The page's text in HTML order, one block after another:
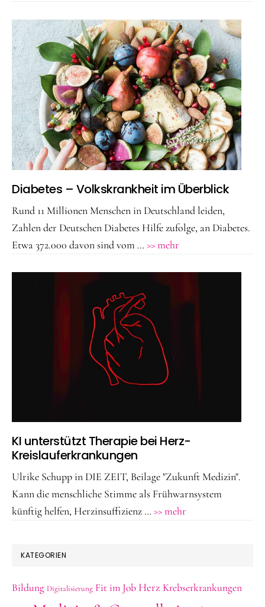
–
gesund
bleiben!
Bietet
moderne
Medizin
neue
Chancen?
Diabetes – Volkskrankheit im Überblick
Rund 11 Millionen Menschen in Deutschland leiden,
Zahlen der Deutschen Diabetes Hilfe zufolge, an Diabetes.
Etwa 372.000 davon sind vom … >> mehr
KI unterstützt Therapie bei Herz-
Kreislauferkrankungen
Ulrike Schupp in DIE ZEIT, Beilage "Zukunft Medizin".
Kann die menschliche Stimme als Frühwarnsystem
künftig helfen, Herzinsuffizienz … >> mehr
KATEGORIEN
Bildung Digitalisierung Fit im Job Herz Krebserkrankungen